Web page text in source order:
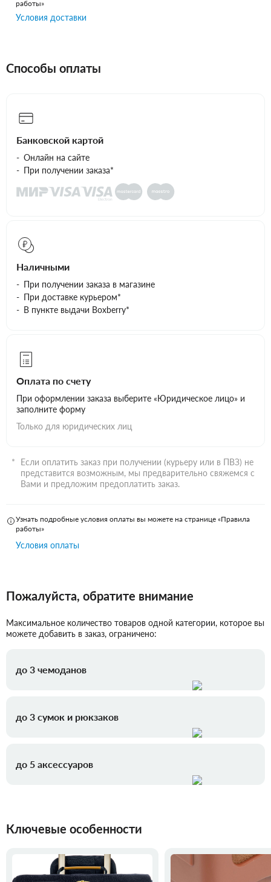
работы»
Условия доставки
Способы оплаты
Банковской картой
Онлайн на сайте
При получении заказа*
Наличными
При получении заказа в магазине
При доставке курьером*
В пункте выдачи Boxberry*
Оплата по счету
При оформлении заказа выберите «Юридическое лицо» и
заполните форму
Только для юридических лиц
Если оплатить заказ при получении (курьеру или в ПВЗ) не
представится возможным, мы предварительно свяжемся с
Вами и предложим предоплатить заказ.
Узнать подробные условия оплаты вы можете на странице «Правила
работы»
Условия оплаты
Пожалуйста, обратите внимание
Максимальное количество товаров одной категории, которое вы
можете добавить в заказ, ограничено:
до 3 чемоданов
до 3 сумок и рюкзаков
до 5 аксессуаров
Ключевые особенности